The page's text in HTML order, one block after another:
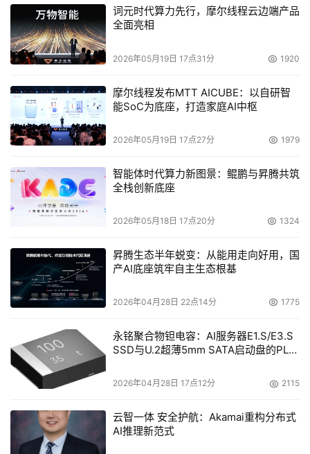
源，这家公司在今年初申请了破产保护。如果甲骨文公司在
开源数据库领域占据领先我不会感到意外。Zachary表示，
他希望开放源代码能对今年的互联网协议语音技术（VoIP）
取得了太多突破性的进步。开源将通过Asterisk和其他技术
对互联网协议语音技术（VoIP）产生巨大影响也是无可避免
的"。
本文来源于DOIT传媒，文章内容仅供参考，不构成投资建议。
词元时代算力先行，摩尔线程云边端产品
全面亮相
2026年05月19日 17点31分 1920
摩尔线程发布MTT AICUBE：以自研智
能SoC为底座，打造家庭AI中枢
2026年05月19日 17点27分 1979
智能体时代算力新图景：鲲鹏与昇腾共筑
全栈创新底座
2026年05月18日 17点20分 1324
昇腾生态半年蜕变：从能用走向好用，国
产AI底座筑牢自主生态根基
2026年04月28日 22点14分 1775
永铭聚合物钽电容：AI服务器E1.S/E3.S
SSD与U.2超薄5mm SATA启动盘的PLP
2026年04月28日 17点12分 2115
云智一体 安全护航：Akamai重构分布式
AI推理新范式